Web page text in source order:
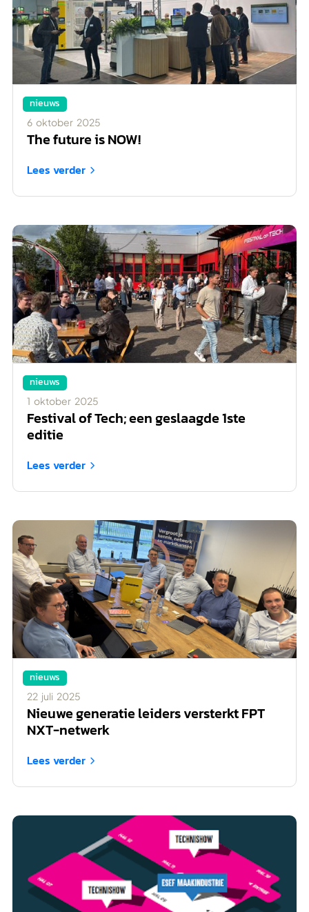
nieuws
6 oktober 2025
The future is NOW!
Lees verder 
nieuws
1 oktober 2025
Festival of Tech; een geslaagde 1ste
editie
Lees verder 
nieuws
22 juli 2025
Nieuwe generatie leiders versterkt FPT
NXT-netwerk
Lees verder 